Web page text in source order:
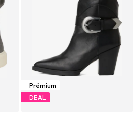
Prémium
DEAL